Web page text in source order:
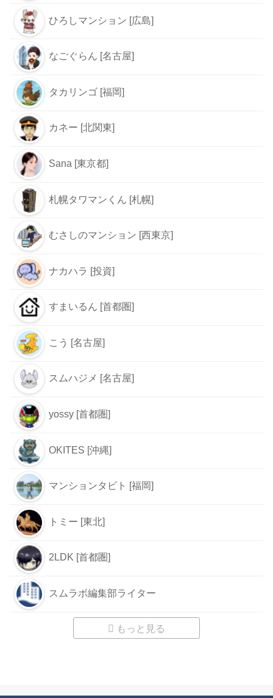
ひろしマンション [広島]
なごぐらん [名古屋]
タカリンゴ [福岡]
カネー [北関東]
Sana [東京都]
札幌タワマンくん [札幌]
むさしのマンション [西東京]
ナカハラ [投資]
すまいるん [首都圏]
こう [名古屋]
スムハジメ [名古屋]
yossy [首都圏]
OKITES [沖縄]
マンションタビト [福岡]
トミー [東北]
2LDK [首都圏]
スムラボ編集部ライター
もっと見る